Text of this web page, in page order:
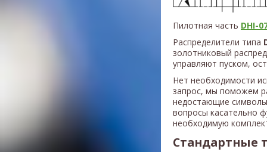
Пилотная часть DHI-
Распределители типа
золотниковый
управляют пуском,
Нет необходимости
запрос, мы поможем
недостающие
вопросы касательно
необходимую
Стандартные